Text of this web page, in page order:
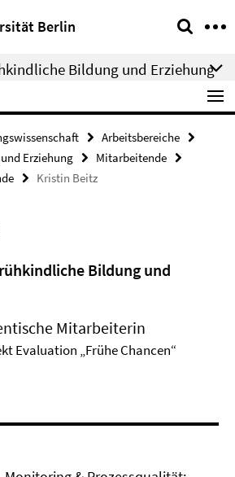
Berlin
Bildung und Erziehung
Arbeitsbereiche
Erziehung
Mitarbeitende
Kristin Beitz
Bildung und
Mitarbeiterin
Evaluation „Frühe Chancen“